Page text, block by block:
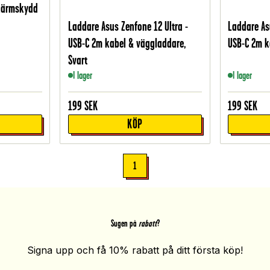
Laddare Asus Zenfone 12 Ultra -
USB-C 2m kabel & väggladdare,
Svart
I lager
199 SEK
KÖP
Laddare
USB-C
I lager
199 SEK
1
Sugen på rabatt?
Signa upp och få 10% rabatt på ditt första köp!